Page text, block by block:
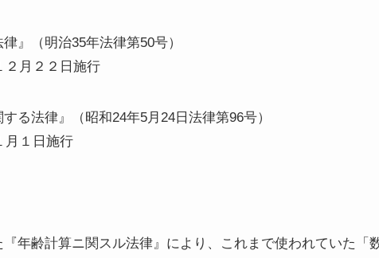
』（明治35年法律第50号）
２月２２日施行
る法律』（昭和24年5月24日法律第96号）
月１日施行
年齢計算ニ関スル法律』により、これまで使われていた「